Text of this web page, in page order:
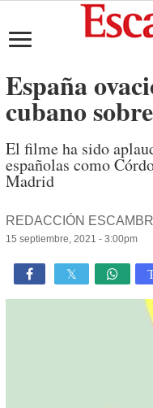
España
cubano
El filme ha sido
españolas como
Madrid
REDACCIÓN
15 septiembre, 2021 - 3:00pm
